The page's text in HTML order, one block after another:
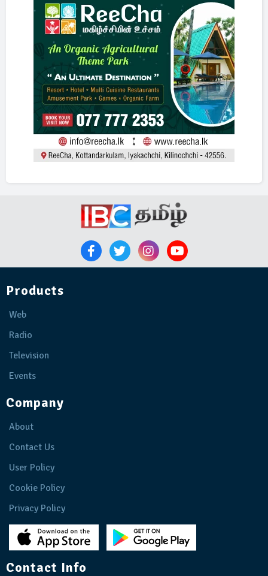
Products
Web
Radio
Television
Events
Company
About
Contact Us
User Policy
Cookie Policy
Privacy Policy
Contact Info